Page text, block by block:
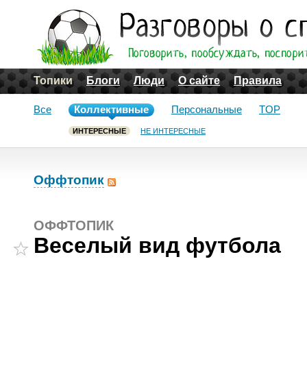
Топики Блоги Люди О сайте Правила
Все Коллективные
ИНТЕРЕСНЫЕ НЕ ИНТЕРЕСНЫЕ
Персональные TOP
Оффтопик
ОФФТОПИК
Веселый вид футбола